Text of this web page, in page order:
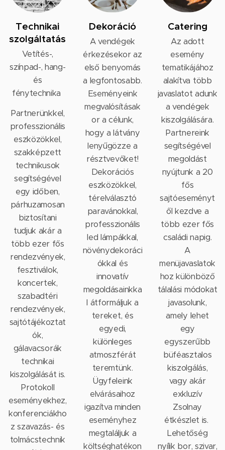
Technikai
szolgáltatás
Vetítés-,
színpad-, hang-
és
fénytechnika
Partnerünkkel,
professzionális
eszközökkel,
szakképzett
technikusok
segítségével
egy időben,
párhuzamosan
biztosítani
tudjuk akár a
több ezer fős
rendezvények,
fesztiválok,
koncertek,
szabadtéri
rendezvények,
sajtótájékoztat
ók,
gálavacsorák
technikai
kiszolgálását is.
Protokoll
eseményekhez,
konferenciákho
z szavazás- és
tolmácstechnik
Dekoráció
A vendégek
érkezésekor az
első benyomás
a legfontosabb.
Eseményeink
megvalósításak
or a célunk,
hogy a látvány
lenyűgözze a
résztvevőket!
Dekorációs
eszközökkel,
térelválasztó
paravánokkal,
professzionális
led lámpákkal,
növénydekoráci
ókkal és
innovatív
megoldásainkka
l átformáljuk a
tereket, és
egyedi,
különleges
atmoszférát
teremtünk.
Ügyfeleink
elvárásaihoz
igazítva minden
eseményhez
megtaláljuk a
költséghatékon
Catering
Az adott
esemény
tematikájához
alakítva több
javaslatot adunk
a vendégek
kiszolgálására.
Partnereink
segítségével
megoldást
nyújtunk a 20
fős
sajtóeseményt
ől kezdve a
több ezer fős
családi napig.
A
menüjavaslatok
hoz különböző
tálalási módokat
javasolunk,
amely lehet
egy
egyszerűbb
büféasztalos
kiszolgálás,
vagy akár
exkluzív
Zsolnay
étkészlet is.
Lehetőség
nyílik bor, szivar,